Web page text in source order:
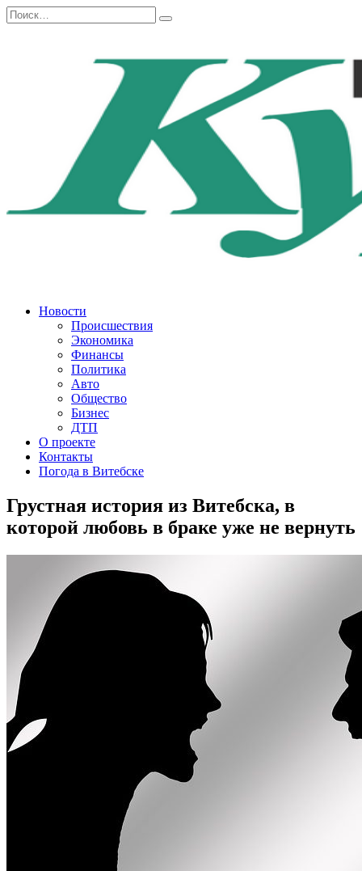
Перейти
к
Search
for:
Новости
Происшествия
Экономика
Финансы
Политика
Авто
Общество
Бизнес
ДТП
О проекте
Контакты
Погода в Витебске
Грустная история из Витебска, в
которой любовь в браке уже не вернуть